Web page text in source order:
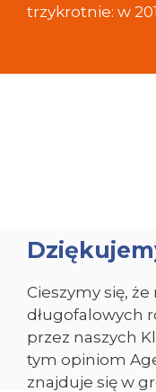
trzykrotnie: w
Cieszymy się,
długofalowych
przez naszych
tym opiniom
znajduje się w